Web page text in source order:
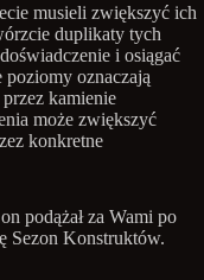
musieli zwiększyć ich
duplikaty tych
i osiągać
oznaczają
kamienie
może zwiększyć
konkretne
podążał za Wami po
Sezon Konstruktów.